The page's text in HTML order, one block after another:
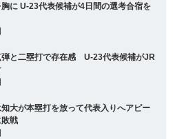
に U-23代表候補が4日間の選考合宿を
弾と二塁打で存在感 U-23代表候補がJR
大が本塁打を放って代表入りへアピー
戦